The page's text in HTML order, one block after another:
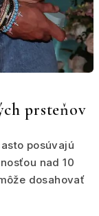
prsteňov
posúvajú
nad 10
dosahovať